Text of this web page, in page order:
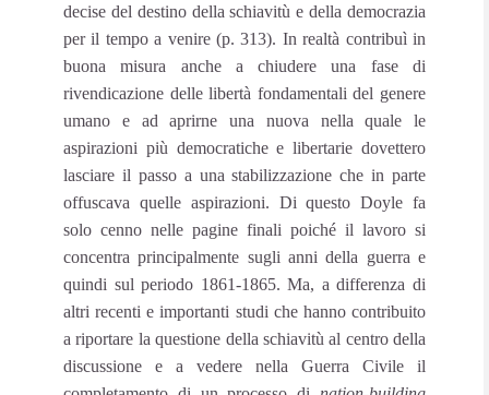
decise del destino della schiavitù e della democrazia
per il tempo a venire (p. 313). In realtà contribuì in
buona misura anche a chiudere una fase di
rivendicazione delle libertà fondamentali del genere
umano e ad aprirne una nuova nella quale le
aspirazioni più democratiche e libertarie dovettero
lasciare il passo a una stabilizzazione che in parte
offuscava quelle aspirazioni. Di questo Doyle fa
solo cenno nelle pagine finali poiché il lavoro si
concentra principalmente sugli anni della guerra e
quindi sul periodo 1861-1865. Ma, a differenza di
altri recenti e importanti studi che hanno contribuito
a riportare la questione della schiavitù al centro della
discussione e a vedere nella Guerra Civile il